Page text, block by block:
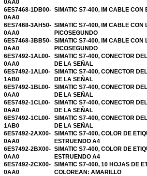
0AA0
6ES7468-1DB00-
0AA0
SIMATIC S7-400, IM CABLE CON
6ES7468-3AH50-
0AA0
SIMATIC S7-400, IM CABLE CON
PICOSEGUNDO
6ES7468-3BB50-
0AA0
SIMATIC S7-400, IM CABLE CON
PICOSEGUNDO
6ES7492-1AL00-
0AA0
SIMATIC S7-400, CONECTOR
DE LA SEÑAL
6ES7492-1AL00-
1AB0
SIMATIC S7-400, CONECTOR
DE LA SEÑAL
6ES7492-1BL00-
0AA0
SIMATIC S7-400, CONECTOR
DE LA SEÑAL
6ES7492-1CL00-
0AA0
SIMATIC S7-400, CONECTOR
DE LA SEÑAL
6ES7492-1CL00-
1AB0
SIMATIC S7-400, CONECTOR
DE LA SEÑAL
6ES7492-2AX00-
0AA0
SIMATIC S7-400, COLOR DE
ESTRUENDO A4
6ES7492-2BX00-
0AA0
SIMATIC S7-400, COLOR DE
ESTRUENDO A4
6ES7492-2CX00-
0AA0
SIMATIC S7-400, 10 HOJAS DE
COLOREAN: AMARILLO